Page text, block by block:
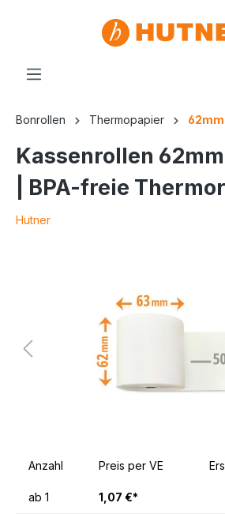
Bonrollen Thermopapier
Kassenrollen
| BPA-freie
Hutner
Anzahl Preis per VE
ab 1 1,07 €*